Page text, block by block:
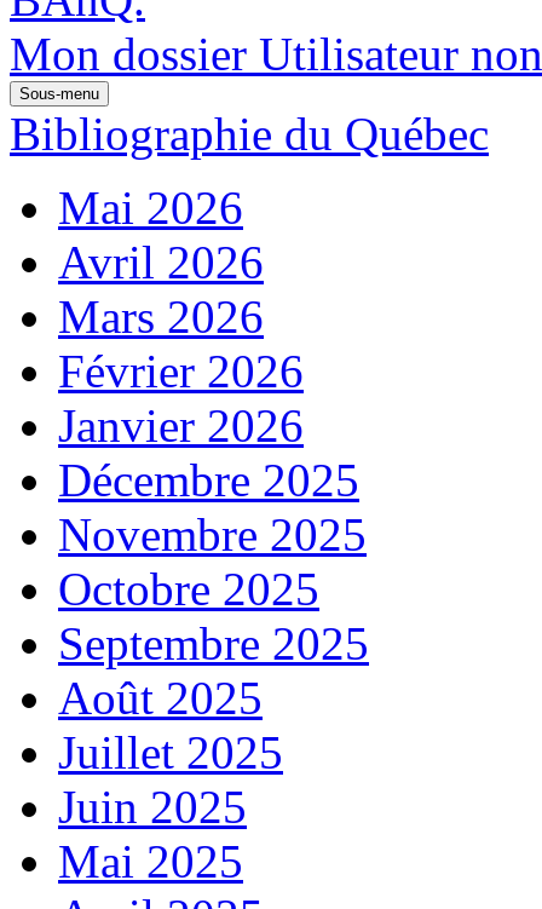
Mon dossier Utilisateur
Sous-menu
Bibliographie du Québec
Mai 2026
Avril 2026
Mars 2026
Février 2026
Janvier 2026
Décembre 2025
Novembre 2025
Octobre 2025
Septembre 2025
Août 2025
Juillet 2025
Juin 2025
Mai 2025